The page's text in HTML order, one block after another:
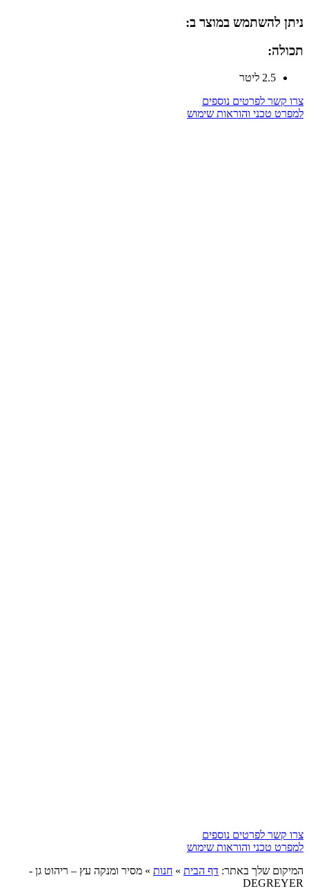
ניתן להשתמש במוצר ב:
תכולה:
2.5 ליטר
צרו קשר לפרטים נוספים
למפרט טכני והוראות שימוש
צרו קשר לפרטים נוספים
למפרט טכני והוראות שימוש
המיקום שלך באתר: דף הבית » חנות » מסיר ומנקה עץ – ריהוט גן -
DEGREYER